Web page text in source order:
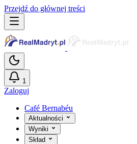
Przejdź do głównej treści
1
Zaloguj
Café Bernabéu
Aktualności
Wyniki
Skład